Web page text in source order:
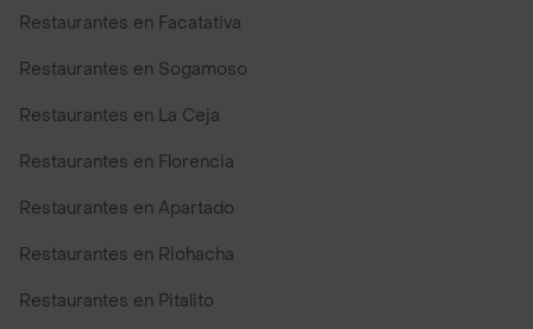
Restaurantes en Facatativa
Restaurantes en Sogamoso
Restaurantes en La Ceja
Restaurantes en Florencia
Restaurantes en Apartado
Restaurantes en Riohacha
Restaurantes en Pitalito